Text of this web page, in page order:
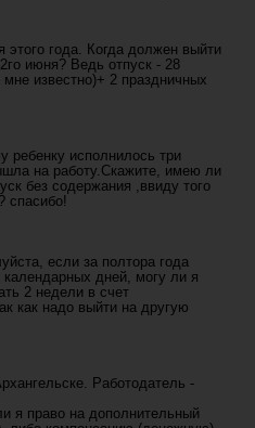
этого года. Когда должен выйти
июня? Ведь отпуск - 28
известно)+ 2 праздничных
ребенку исполнилось три
на работу.Скажите, имею ли
без содержания ,ввиду того
спасибо!
если за полтора года
календарных дней, могу ли я
2 недели в счет
как надо выйти на другую
Работодатель -
я право на дополнительный